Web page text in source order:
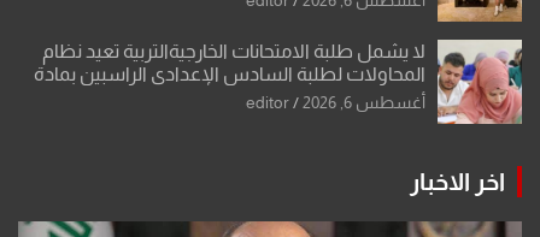
لا يشمل طلبة الامتحانات الخارجيةالتربية تعيد نظام
المحاولات لطلبة السادس الإعدادي الراسبين بمادة
أو مادتين
أغسطس 6, 2026 editor
اخر الاخبار